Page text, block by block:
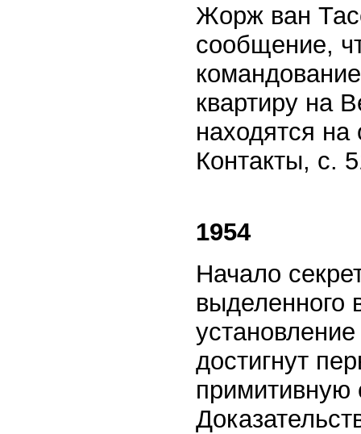
Жорж ван
сообщение,
квартиру на
находятся
Контакты, с.
1954
Начало
выделенного
достигнут